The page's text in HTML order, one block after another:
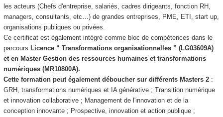
les acteurs (Chefs d'entreprise, salariés, cadres dirigeants, fonction RH,
managers, consultants, etc…) de grandes entreprises, PME, ETI, start up,
organisations publiques ou privées.
Ce certificat est également intégré comme bloc de compétences dans le
parcours Licence “ Transformations organisationnelles ” (LG03609A)
et en Master Gestion des ressources humaines et transformations
numériques (MR10800A).
Cette formation peut également déboucher sur différents Masters 2 :
GRH, transformations numériques et IA générative ; Transition numérique
et innovation collaborative ; Management de l'innovation et de la
conception innovante ; Prospective, innovation et action publique ;